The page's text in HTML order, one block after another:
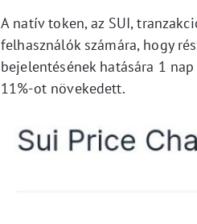
A natív token, az SUI,
felhasználók számára, hogy
bejelentésének hatására 1
11%-ot növekedett.